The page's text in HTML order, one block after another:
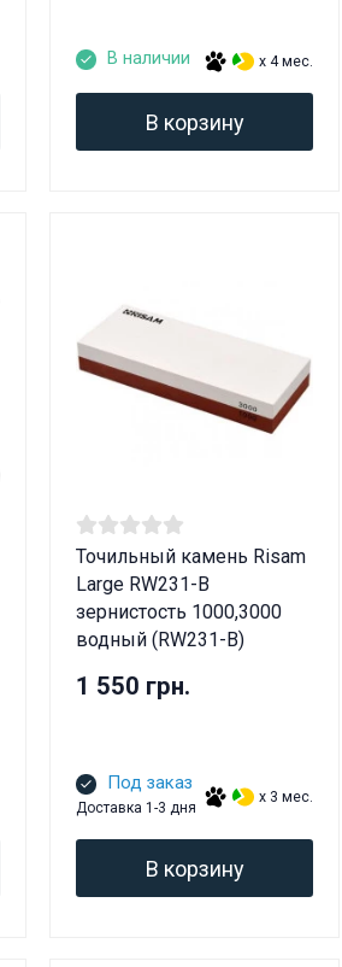
В наличии x 4 мес.
В корзину
Точильный камень Risam
Large RW231-B
зернистость 1000,3000
водный (RW231-B)
1 550 грн.
Под заказ
Доставка 1-3 дня
x 3 мес.
В корзину